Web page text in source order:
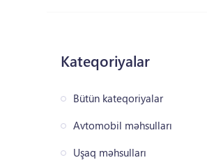
Kateqoriyalar
Bütün kateqoriyalar
Avtomobil məhsulları
Uşaq məhsulları